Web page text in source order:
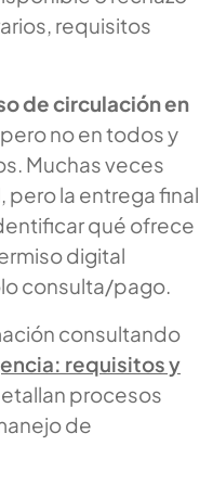
requisitos
de circulación en
no en todos y
Muchas veces
pero la entrega final
qué ofrece
digital
consulta/pago.
consultando
requisitos y
procesos
de